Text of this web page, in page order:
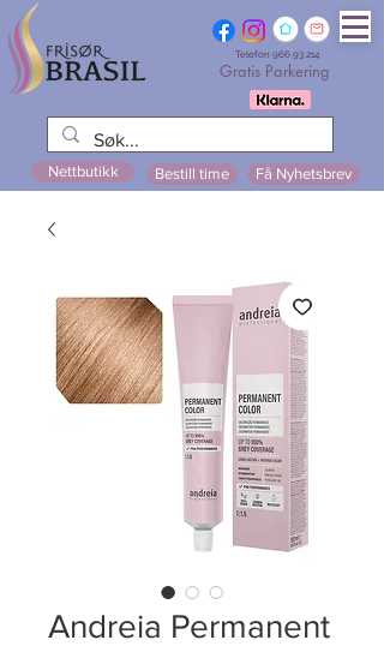
Telefon 966 93 214
Nettbutikk Bestill time Få Nyhetsbrev
Gratis Parkering
Andreia Permanent